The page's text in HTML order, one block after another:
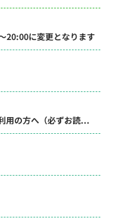
20:00に変更となります
【重要】クレジットカード決済をご利用の方へ（必ずお読みください） 本人認証サービス「EMV3Dセキュア」について